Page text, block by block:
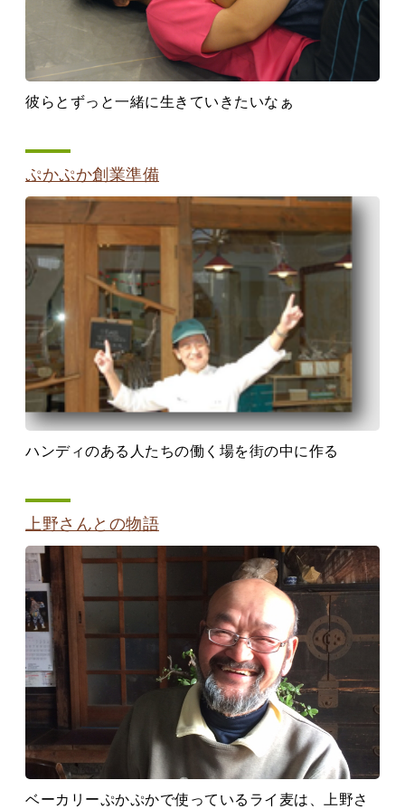
彼らとずっと一緒に生きていきたいなぁ
ぷかぷか創業準備
ハンディのある人たちの働く場を街の中に作る
上野さんとの物語
ベーカリーぷかぷかで使っているライ麦は、上野さ